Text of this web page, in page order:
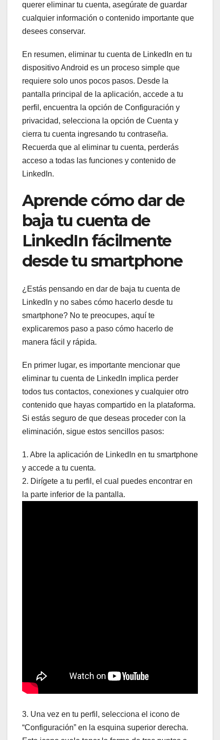
querer eliminar tu cuenta, asegúrate de guardar
cualquier información o contenido importante que
desees conservar.
En resumen, eliminar tu cuenta de LinkedIn en tu
dispositivo Android es un proceso simple que
requiere solo unos pocos pasos. Desde la
pantalla principal de la aplicación, accede a tu
perfil, encuentra la opción de Configuración y
privacidad, selecciona la opción de Cuenta y
cierra tu cuenta ingresando tu contraseña.
Recuerda que al eliminar tu cuenta, perderás
acceso a todas las funciones y contenido de
LinkedIn.
Aprende cómo dar de
baja tu cuenta de
LinkedIn fácilmente
desde tu smartphone
¿Estás pensando en dar de baja tu cuenta de
LinkedIn y no sabes cómo hacerlo desde tu
smartphone? No te preocupes, aquí te
explicaremos paso a paso cómo hacerlo de
manera fácil y rápida.
En primer lugar, es importante mencionar que
eliminar tu cuenta de LinkedIn implica perder
todos tus contactos, conexiones y cualquier otro
contenido que hayas compartido en la plataforma.
Si estás seguro de que deseas proceder con la
eliminación, sigue estos sencillos pasos:
1. Abre la aplicación de LinkedIn en tu smartphone
y accede a tu cuenta.
2. Dirígete a tu perfil, el cual puedes encontrar en
la parte inferior de la pantalla.
3. Una vez en tu perfil, selecciona el icono de
“Configuración” en la esquina superior derecha.